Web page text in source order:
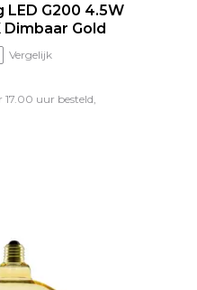
LED G200 4.5W
Gold
Vergelijk
uur besteld,